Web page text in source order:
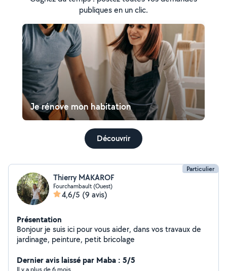
publiques en un clic.
Je rénove mon habitation
Découvrir
Particulier
Thierry MAKAROF
Fourchambault (Ouest)
4,6/5 (9 avis)
Présentation
Bonjour je suis ici pour vous aider, dans vos travaux de
jardinage, peinture, petit bricolage
Dernier avis laissé par Maba : 5/5
Il y a plus de 6 mois